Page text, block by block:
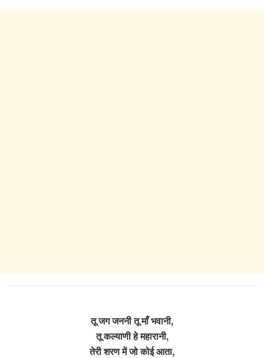
तू जग जननी तू माँ भवानी,
तू कल्याणी हे महारानी,
तेरी शरण में जो कोई आता,